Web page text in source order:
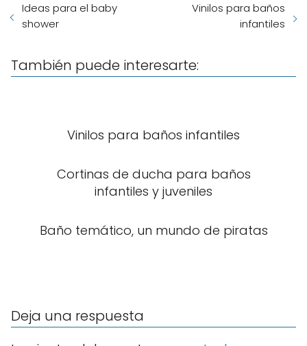
Ideas para el baby
shower
Vinilos para baños
infantiles
También puede interesarte:
Vinilos para baños infantiles
Cortinas de ducha para baños
infantiles y juveniles
Baño temático, un mundo de piratas
Deja una respuesta